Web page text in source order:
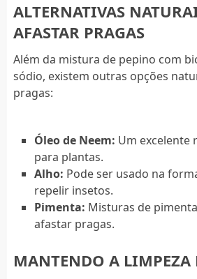
ALTERNATIVAS
AFASTAR PRAGAS
Além da mistura de pepino com
sódio, existem outras opções
pragas:
Óleo de Neem: Um excelente
para plantas.
Alho: Pode ser usado na
repelir insetos.
Pimenta: Misturas de
afastar pragas.
MANTENDO A LIMPEZA